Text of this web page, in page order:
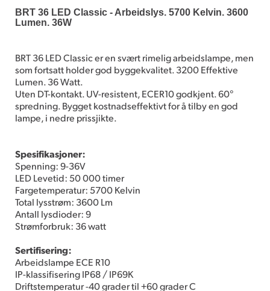
BRT 36 LED Classic - Arbeidslys. 5700 Kelvin. 3600
Lumen. 36W
BRT 36 LED Classic er en svært rimelig arbeidslampe, men
som fortsatt holder god byggekvalitet. 3200 Effektive
Lumen. 36 Watt.
Uten DT-kontakt. UV-resistent, ECER10 godkjent. 60°
spredning. Bygget kostnadseffektivt for å tilby en god
lampe, i nedre prissjikte.
Spesifikasjoner:
Spenning: 9-36V
LED Levetid: 50 000 timer
Fargetemperatur: 5700 Kelvin
Total lysstrøm: 3600 Lm
Antall lysdioder: 9
Strømforbruk: 36 watt
Sertifisering:
Arbeidslampe ECE R10
IP-klassifisering IP68 / IP69K
Driftstemperatur -40 grader til +60 grader C